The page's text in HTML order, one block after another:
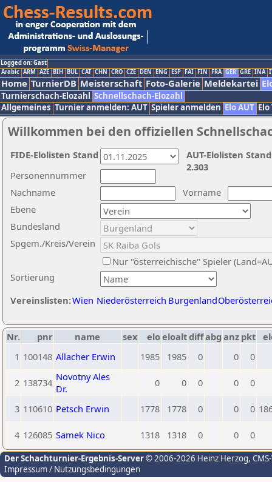
Logged on: Gast
Arabic ARM AZE BIH BUL CAT CHN CRO CZE DEN ENG ESP FAI FIN FRA GER GRE INA
Home TurnierDB Meisterschaft Foto-Galerie Meldekartei
Turnierschach-Elozahl Schnellschach-Elozahl
Allgemeines Turnier anmelden: AUT Spieler anmelden Elo AUT
Willkommen bei den offiziellen
Nachname
Vorname
Ebene
Sortierung
Personennummer
Bundesland
Spgem./Kreis/Verein
Nur "österreichische" Spieler
Vereinslisten:Wien Niederösterreich Burgenland
AUT-Elolisten
2.303
FIDE-Elolisten Stand
Nr. pnr name sex eloeloaltdiffabg anz pkt
1 100148 Allacher Erwin 1985 1985 0 0 0
2 138734 Novotny Ales
Dr.
0 0 0 0 0
3 110610 Petsch Erwin 1778 1778 0 0 0
4 126085 Samek Nico 1318 1318 0 0 0
Der Schachturnier-Ergebnis-Server© 2006-2026 Heinz Herzog,
Impressum / Nutzungsbedingungen